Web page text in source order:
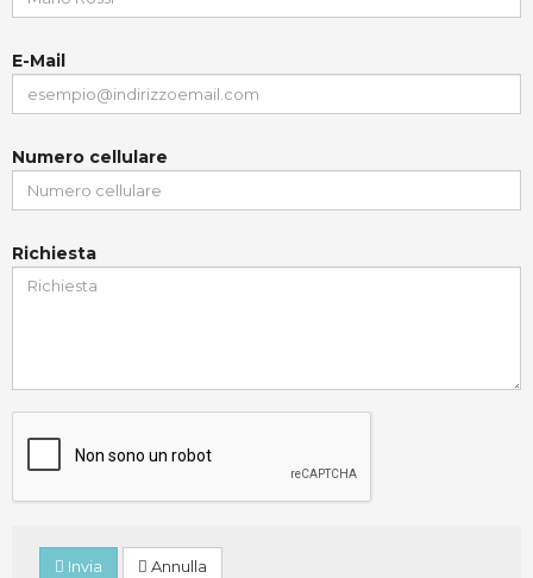
E-Mail
Numero cellulare
Richiesta
Invia Annulla